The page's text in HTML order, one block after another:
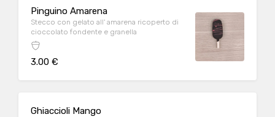
Pinguino Amarena
Stecco con gelato all' amarena ricoperto di
cioccolato fondente e granella
3.00 €
Ghiaccioli Mango